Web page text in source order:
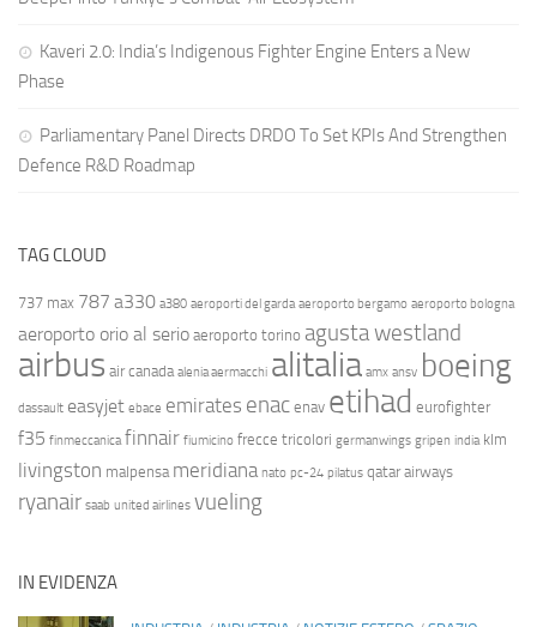
Kaveri 2.0: India’s Indigenous Fighter Engine Enters a New
Phase
Parliamentary Panel Directs DRDO To Set KPIs And Strengthen
Defence R&D Roadmap
TAG CLOUD
737 max 787 a330 a380 aeroporti del garda aeroporto bergamo aeroporto bologna
aeroporto orio al serio aeroporto torino agusta westland
airbus air canada alenia aermacchi alitalia amx ansv boeing
dassault easyjet ebace emirates enac enav etihad eurofighter
f35 finmeccanica finnair fiumicino frecce tricolori germanwings gripen india klm
livingston malpensa meridiana nato pc-24 pilatus qatar airways
ryanair saab united airlines vueling
IN EVIDENZA